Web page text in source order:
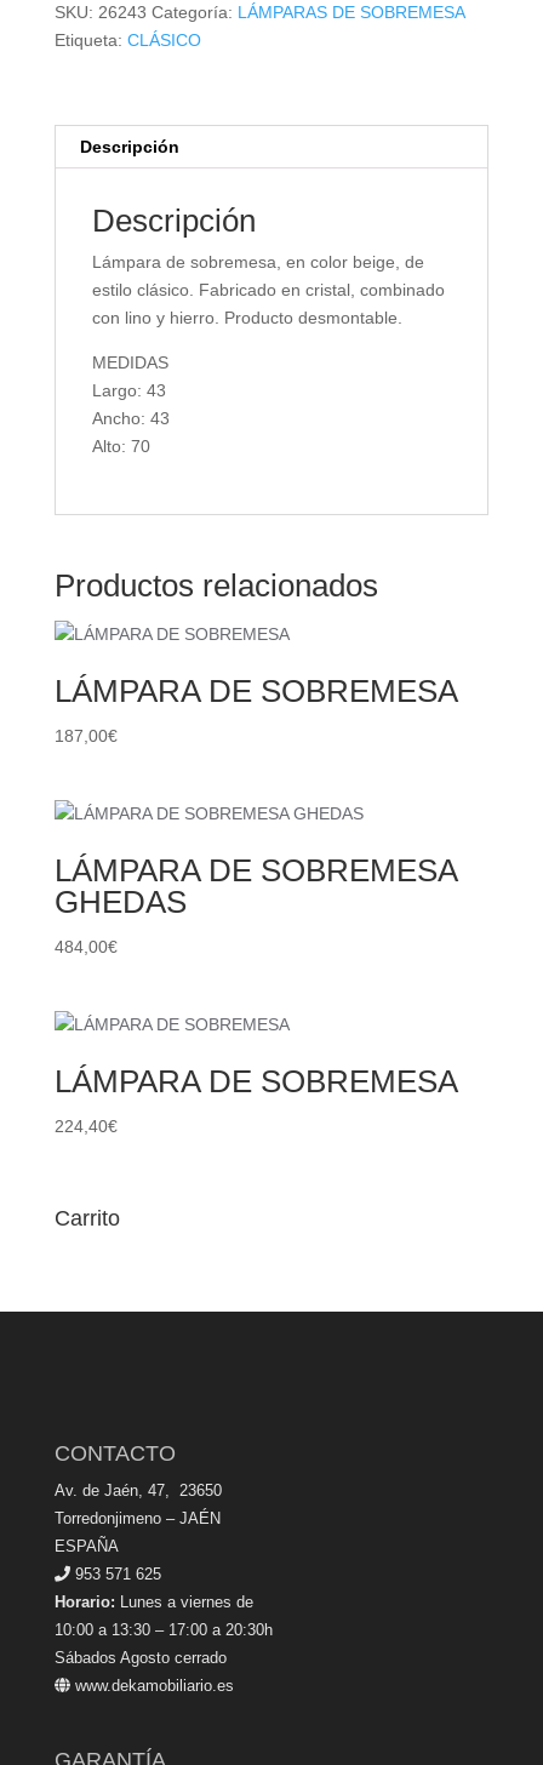
SKU: 26243 Categoría: LÁMPARAS DE SOBREMESA
Etiqueta: CLÁSICO
Descripción
Descripción
Lámpara de sobremesa, en color beige, de
estilo clásico. Fabricado en cristal, combinado
con lino y hierro. Producto desmontable.
MEDIDAS
Largo: 43
Ancho: 43
Alto: 70
Productos relacionados
LÁMPARA DE SOBREMESA
187,00€
LÁMPARA DE SOBREMESA
GHEDAS
484,00€
LÁMPARA DE SOBREMESA
224,40€
Carrito
CONTACTO
Av. de Jaén, 47, 23650
Torredonjimeno – JAÉN
ESPAÑA
953 571 625
Horario: Lunes a viernes de
10:00 a 13:30 – 17:00 a 20:30h
Sábados Agosto cerrado
www.dekamobiliario.es
GARANTÍA